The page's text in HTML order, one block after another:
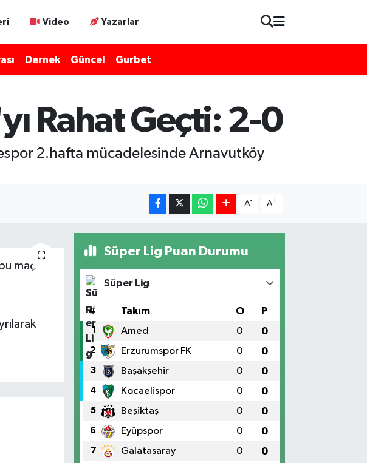
Video Yazarlar
Dernek Güncel Gurbet
Rahat Geçti: 2-0
2.hafta mücadelesinde Arnavutköy
A- A+
maç
Süper Lig Puan Durumu
Süper Lig
# Takım O P
1 Amed 0 0
2 Erzurumspor FK 0 0
3 Başakşehir 0 0
4 Kocaelispor 0 0
5 Beşiktaş 0 0
6 Eyüpspor 0 0
7 Galatasaray 0 0